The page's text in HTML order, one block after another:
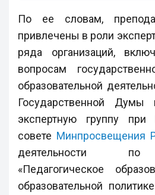
По ее словам,
привлечены в роли
ряда организаций,
вопросам
образовательной
Государственной Думы
экспертную группу при
совете Минпросвещения
деятельности по
«Педагогическое
образовательной